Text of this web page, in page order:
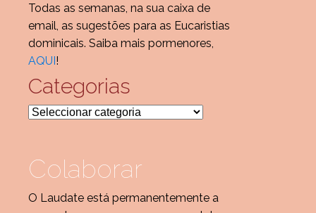
Todas as semanas, na sua caixa de
email, as sugestões para as Eucaristias
dominicais. Saiba mais pormenores,
AQUI!
Categorias
Categorias
Colaborar
O Laudate está permanentemente a